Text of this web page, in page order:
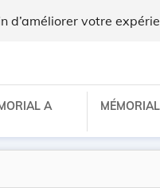
d’améliorer votre
A